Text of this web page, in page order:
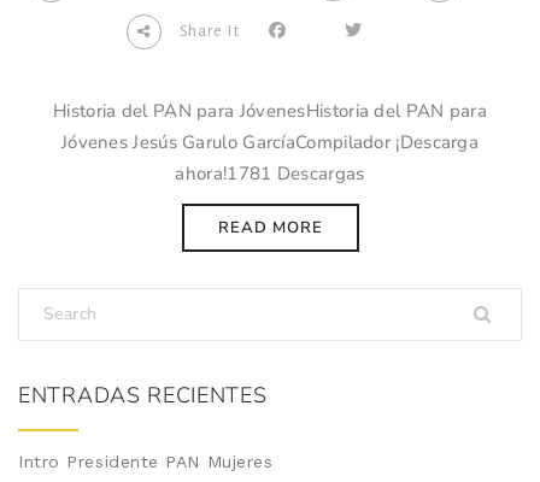
Share It
Historia del PAN para JóvenesHistoria del PAN para
Jóvenes Jesús Garulo GarcíaCompilador ¡Descarga
ahora!1781 Descargas
READ MORE
ENTRADAS RECIENTES
Intro Presidente PAN Mujeres